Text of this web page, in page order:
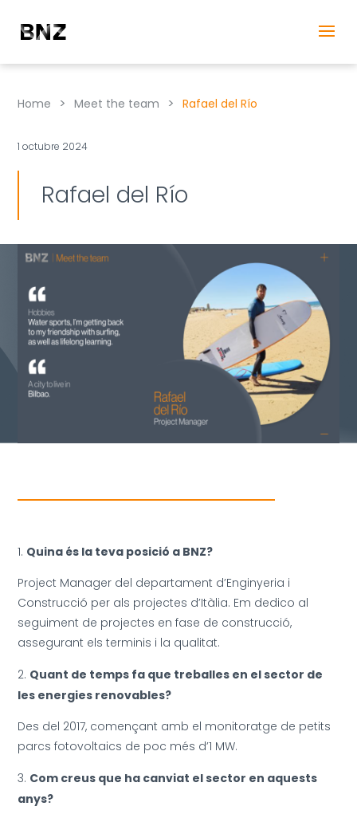
Home > Meet the team > Rafael del Río
1 octubre 2024
Rafael del Río
Quina és la teva posició a BNZ?
Project Manager del departament d’Enginyeria i
Construcció per als projectes d’Itàlia. Em dedico al
seguiment de projectes en fase de construcció,
assegurant els terminis i la qualitat.
Quant de temps fa que treballes en el sector de
les energies renovables?
Des del 2017, començant amb el monitoratge de petits
parcs fotovoltaics de poc més d’1 MW.
Com creus que ha canviat el sector en aquests
anys?